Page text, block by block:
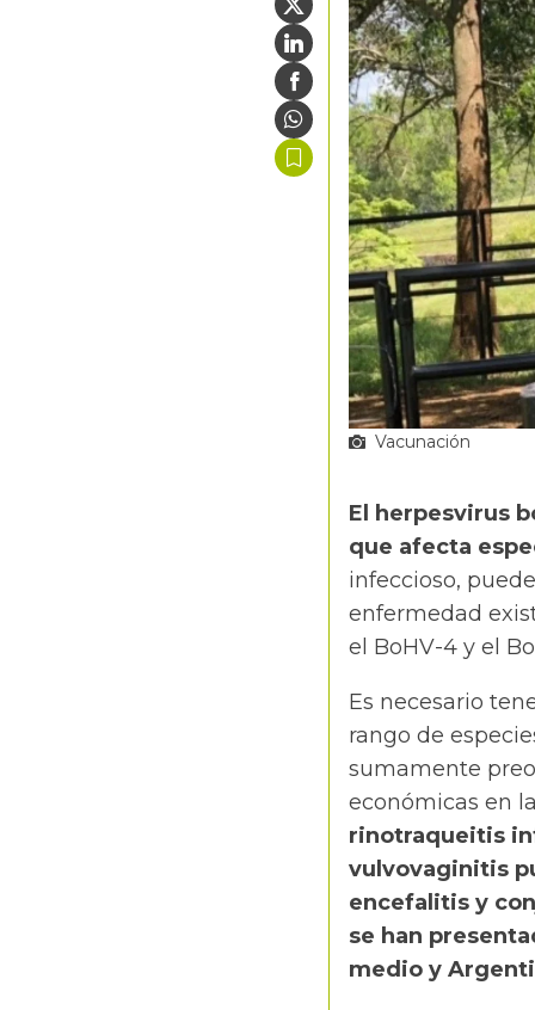
Vacunación
El herpesvirus
que afecta
infeccioso,
enfermedad
el BoHV-4 y el
Es necesario
rango de
sumamente
económicas en
rinotraqueitis
vulvovaginitis
encefalitis y
se han
medio y